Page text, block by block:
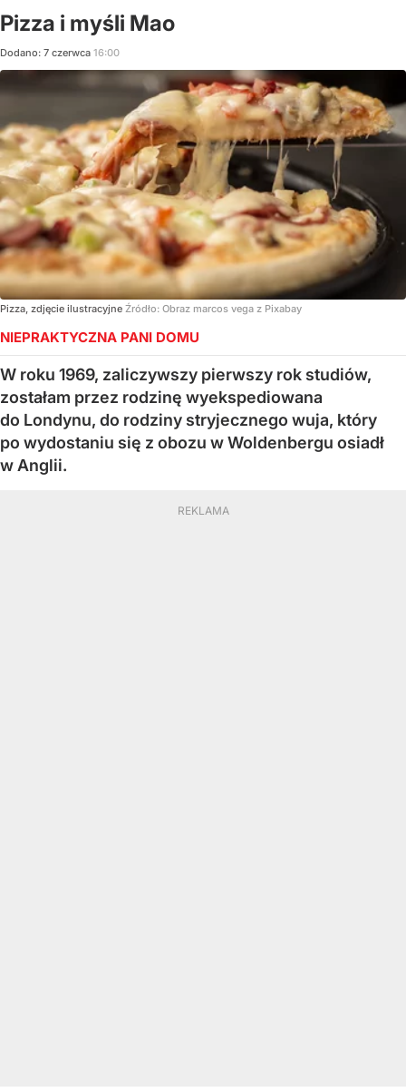
Pizza i myśli Mao
Dodano: 7 czerwca 16:00
Pizza, zdjęcie ilustracyjne Źródło: Obraz marcos vega z Pixabay
NIEPRAKTYCZNA PANI DOMU
W roku 1969, zaliczywszy pierwszy rok studiów,
zostałam przez rodzinę wyekspediowana
do Londynu, do rodziny stryjecznego wuja, który
po wydostaniu się z obozu w Woldenbergu osiadł
w Anglii.